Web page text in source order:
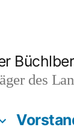
des